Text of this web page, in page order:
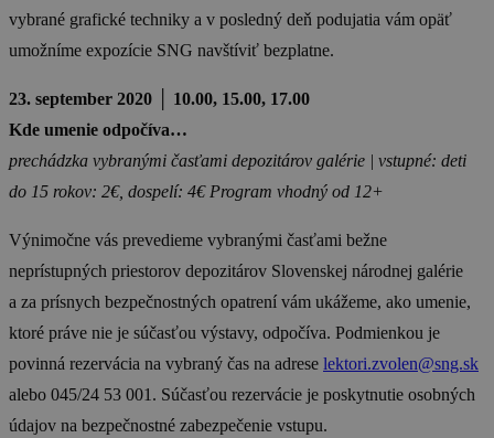
vybrané grafické techniky a v posledný deň podujatia vám opäť
umožníme expozície SNG navštíviť bezplatne.
23. september 2020 │ 10.00, 15.00, 17.00
Kde umenie odpočíva…
prechádzka vybranými časťami depozitárov galérie | vstupné: deti
do 15 rokov: 2€, dospelí: 4€ Program vhodný od 12+
Výnimočne vás prevedieme vybranými časťami bežne
neprístupných priestorov depozitárov Slovenskej národnej galérie
a za prísnych bezpečnostných opatrení vám ukážeme, ako umenie,
ktoré práve nie je súčasťou výstavy, odpočíva. Podmienkou je
povinná rezervácia na vybraný čas na adrese lektori.zvolen@sng.sk
alebo 045/24 53 001. Súčasťou rezervácie je poskytnutie osobných
údajov na bezpečnostné zabezpečenie vstupu.